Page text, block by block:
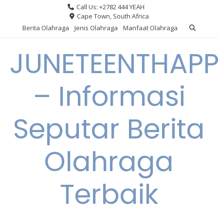
content
Call Us: +2782 444 YEAH
Cape Town, South Africa
Berita Olahraga
Jenis Olahraga Manfaat Olahraga
– Informasi
Seputar Berita
Olahraga
Terbaik